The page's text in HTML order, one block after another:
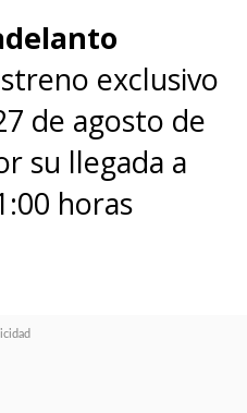
exclusivo
de agosto de
su llegada a
horas